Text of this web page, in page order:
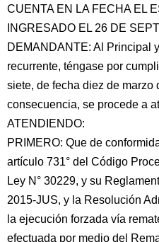
CUENTA EN LA FECHA EL
INGRESADO EL 26 DE
DEMANDANTE: Al Principal
recurrente, téngase por
siete, de fecha diez de marzo
consecuencia, se procede a
ATENDIENDO:
PRIMERO: Que de
artículo 731° del Código
Ley N° 30229, y su
2015-JUS, y la Resolución
la ejecución forzada vía
efectuada por medio del